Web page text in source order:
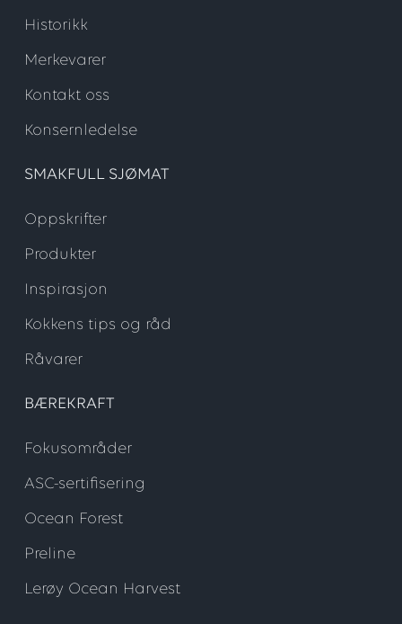
Historikk
Merkevarer
Kontakt oss
Konsernledelse
SMAKFULL SJØMAT
Oppskrifter
Produkter
Inspirasjon
Kokkens tips og råd
Råvarer
BÆREKRAFT
Fokusområder
ASC-sertifisering
Ocean Forest
Preline
Lerøy Ocean Harvest